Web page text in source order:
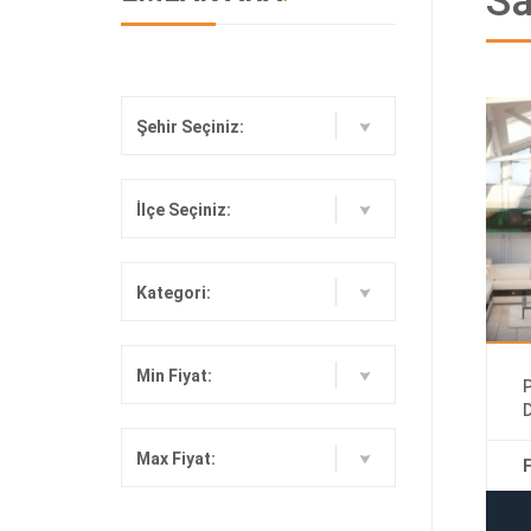
Şehir Seçiniz:
İlçe Seçiniz:
Kategori:
Min Fiyat:
Max Fiyat: